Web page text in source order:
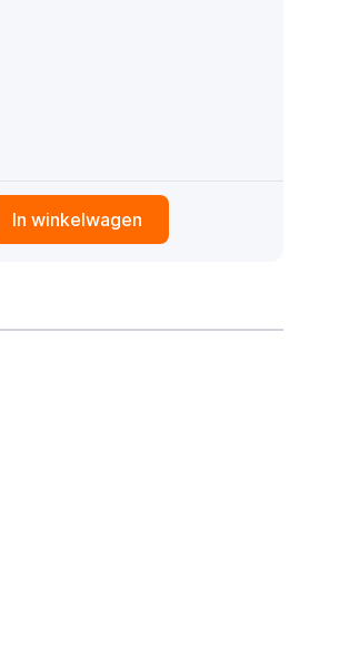
In winkelwagen